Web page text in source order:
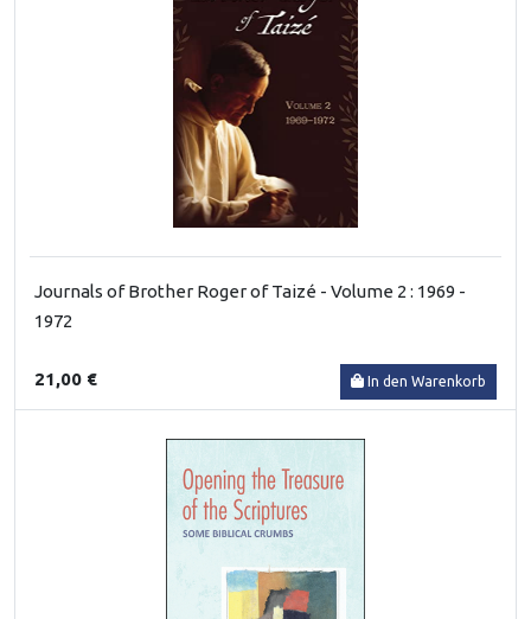
Journals of Brother Roger of Taizé - Volume 2 : 1969 -
1972
21,00 € In den Warenkorb